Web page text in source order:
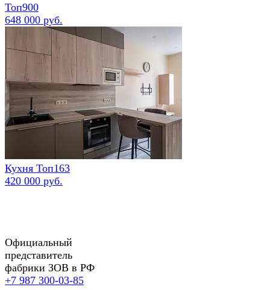
Топ900
648 000 руб.
Кухня Топ163
420 000 руб.
Официальный
представитель
фабрики ЗОВ в РФ
+7 987 300-03-85